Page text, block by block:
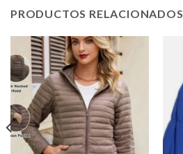
PRODUCTOS RELACIONADOS